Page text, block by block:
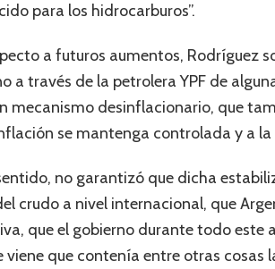
para los hidrocarburos”.
a futuros aumentos, Rodríguez
a través de la petrolera YPF de
mecanismo desinflacionario, que
se mantenga controlada y a
no garantizó que dicha
crudo a nivel internacional, que
que el gobierno durante todo este
viene que contenía entre otras cosas